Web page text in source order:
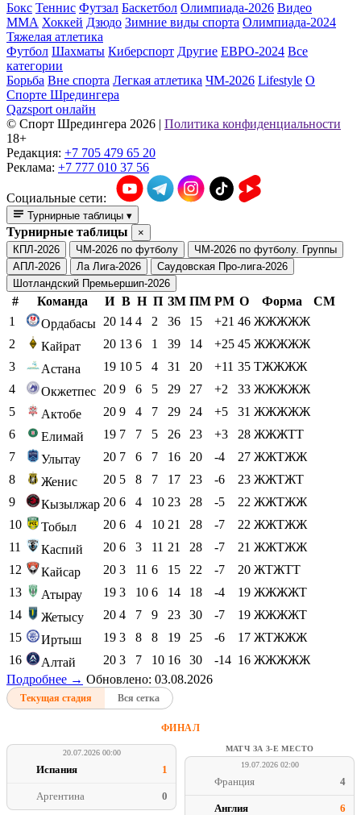
Бокс Теннис Футзал Баскетбол Олимпиада-2026 Видео
ММА Хоккей Дзюдо Зимние виды спорта Олимпиада-2024
Тяжелая атлетика
Футбол Шахматы Киберспорт Другие ЕВРО-2024 Все
категории
Борьба Вне спорта Легкая атлетика ЧМ-2026 Lifestyle О
Спорте Шредингера
Qazsport онлайн
© Cпорт Шредингера 2026 | Политика конфиденциальности
18+
Редакция: +7 705 479 65 20
Реклама: +7 777 010 37 56
Социальные сети:
Турнирные таблицы ▾
Турнирные таблицы
×
КПЛ-2026
ЧМ-2026 по футболу
ЧМ-2026 по футболу. Группы
АПЛ-2026
Ла Лига-2026
Саудовская Про-лига-2026
Шотландский Премьершип-2026
# Команда И В Н П ЗМ ПМ РМ О Форма
СМ
1
Ордабасы 20 14 4 2 36 15 +21 46 ЖЖЖЖЖ
2
Кайрат 20 13 6 1 39 14 +25 45 ЖЖЖЖЖ
3
Астана 19 10 5 4 31 20 +11 35 ТЖЖЖЖ
4
Окжетпес 20 9 6 5 29 27 +2 33 ЖЖЖЖЖ
5
Актобе 20 9 4 7 29 24 +5 31 ЖЖЖЖЖ
6
Елимай 19 7 7 5 26 23 +3 28 ЖЖЖТТ
7
Улытау 20 7 6 7 16 20 -4 27 ЖЖТЖЖ
8
Женис 20 5 8 7 17 23 -6 23 ЖЖТЖТ
9
Кызылжар 20 6 4 10 23 28 -5 22 ЖЖТЖЖ
10
Тобыл 20 6 4 10 21 28 -7 22 ЖЖТЖЖ
11
Каспий 20 6 3 11 21 28 -7 21 ЖЖТЖЖ
12
Кайсар 20 3 11 6 15 22 -7 20 ЖТЖТТ
13
Атырау 19 3 10 6 14 18 -4 19 ЖЖЖЖТ
14
Жетысу 20 4 7 9 23 30 -7 19 ЖЖЖЖТ
15
Иртыш 19 3 8 8 19 25 -6 17 ЖТЖЖЖ
16
Алтай 20 3 7 10 16 30 -14 16 ЖЖЖЖЖ
Подробнее → Обновлено: 03.08.2026
Текущая стадия Вся сетка
ФИНАЛ
20.07.2026 00:00
Испания 1
Аргентина 0
МАТЧ ЗА 3-Е МЕСТО
19.07.2026 02:00
Франция 4
Англия 6